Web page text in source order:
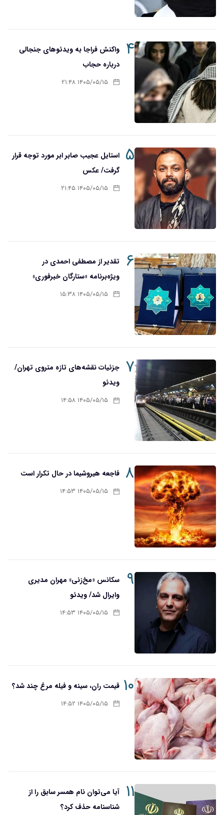
۴
واکنش فراجا به ویدئوهای جنجالی
درباره حجاب
۱۴۰۵/۰۵/۱۵ ۲۱:۴۸
۵ استایل عجیب صابر ابر مورد توجه قرار
گرفت/ عکس
۱۴۰۵/۰۵/۱۵ ۲۱:۴۵
۶
تقدیر از مصطفی احمدی در
ویژه‌برنامه «ستارگان خبرفوری»
۱۴۰۵/۰۵/۱۵ ۱۵:۳۸
۷ جزئیات نقشه‌های تازه متروی تهران/
ویدئو
۱۴۰۵/۰۵/۱۵ ۱۴:۵۸
۸ فاجعه هیروشیما در حال تکرار است
۱۴۰۵/۰۵/۱۵ ۱۴:۵۳
۹
سکانس «مخ‌زنی» مهران مدیری
وایرال شد/ ویدئو
۱۴۰۵/۰۵/۱۵ ۱۴:۵۳
۱۰ قیمت ران، سینه و فیله مرغ چند شد؟
۱۴۰۵/۰۵/۱۵ ۱۴:۵۲
۱۱
آیا می‌توان نام همسر سابق را از
شناسنامه حذف کرد؟